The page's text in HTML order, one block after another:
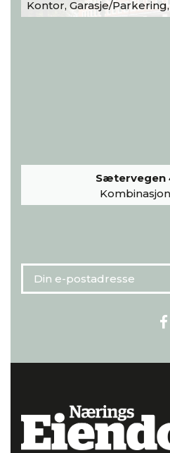
Kontor, Garasje/Parkering,
Sætervegen